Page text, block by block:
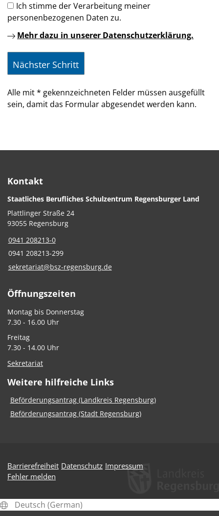
Ich stimme der Verarbeitung meiner
personenbezogenen Daten zu.
Mehr dazu in unserer Datenschutzerklärung.
Alle mit* gekennzeichneten Felder müssen ausgefüllt
sein, damit das Formular abgesendet werden kann.
Kontakt
Staatliches Berufliches Schulzentrum Regensburger Land
Plattlinger Straße 24
93055 Regensburg
0941 208213-0
0941 208213-299
sekretariat@bsz-regensburg.de
Öffnungszeiten
Montag bis Donnerstag
7.30 - 16.00 Uhr
Freitag
7.30 - 14.00 Uhr
Sekretariat
Weitere hilfreiche Links
Beförderungsantrag (Landkreis Regensburg)
Beförderungsantrag (Stadt Regensburg)
Barrierefreiheit Datenschutz Impressum
Fehler melden